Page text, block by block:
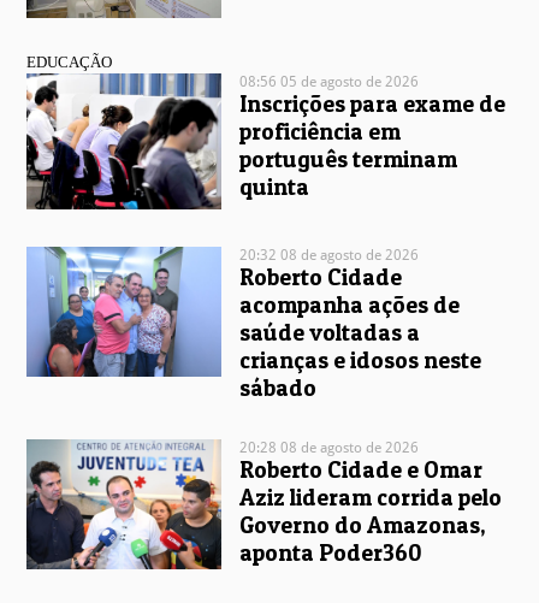
EDUCAÇÃO
08:56 05 de agosto de 2026
Inscrições para exame de
proficiência em
português terminam
quinta
20:32 08 de agosto de 2026
Roberto Cidade
acompanha ações de
saúde voltadas a
crianças e idosos neste
sábado
20:28 08 de agosto de 2026
Roberto Cidade e Omar
Aziz lideram corrida pelo
Governo do Amazonas,
aponta Poder360